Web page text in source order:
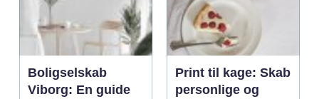
Boligselskab
Viborg: En guide
Print til kage: Skab
personlige og